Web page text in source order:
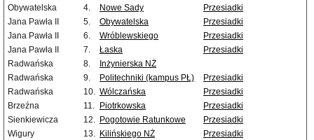
Obywatelska
4. Nowe Sady
Przesiadki
Jana Pawła II
5. Obywatelska
Przesiadki
Jana Pawła II
6. Wróblewskiego
Przesiadki
Jana Pawła II
7. Łaska
Przesiadki
Radwańska
8.
Inżynierska NŻ
Radwańska
9. Politechniki (kampus PŁ)
Przesiadki
Radwańska
10. Wólczańska
Przesiadki
Brzeźna
11. Piotrkowska
Przesiadki
Sienkiewicza
12. Pogotowie Ratunkowe
Przesiadki
Wigury
13. Kilińskiego NŻ
Przesiadki